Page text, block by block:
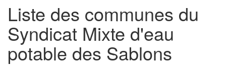
Liste des communes du
Syndicat Mixte d'eau
potable des Sablons